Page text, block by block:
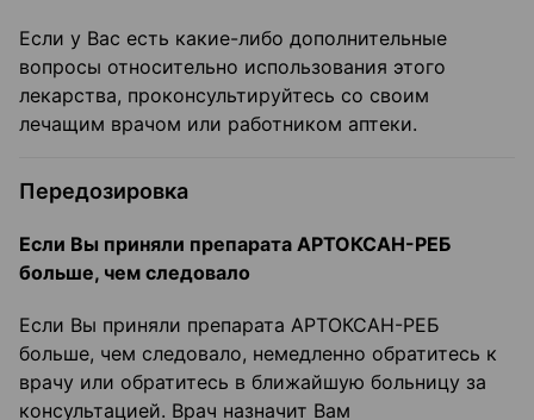
Если у Вас есть какие-либо дополнительные
вопросы относительно использования этого
лекарства, проконсультируйтесь со своим
лечащим врачом или работником аптеки.
Передозировка
Если Вы приняли препарата АРТОКСАН-РЕБ
больше, чем следовало
Если Вы приняли препарата АРТОКСАН-РЕБ
больше, чем следовало, немедленно обратитесь к
врачу или обратитесь в ближайшую больницу за
консультацией. Врач назначит Вам